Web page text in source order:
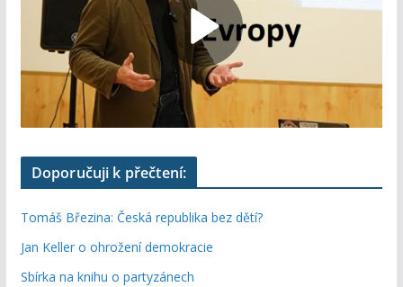
Doporučuji k přečtení:
Tomáš Březina: Česká republika bez dětí?
Jan Keller o ohrožení demokracie
Sbírka na knihu o partyzánech